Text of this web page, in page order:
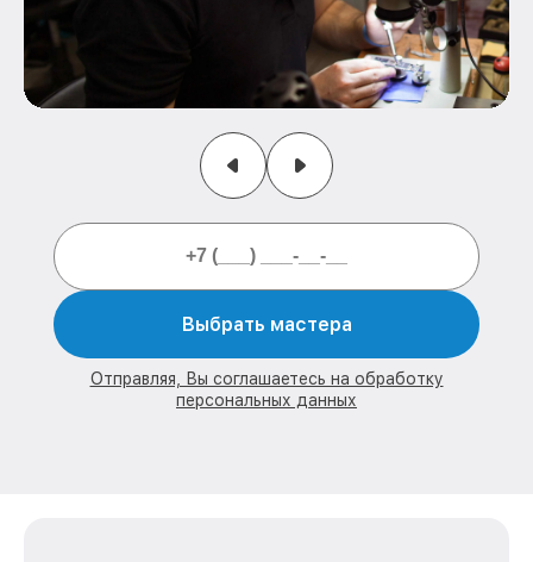
Выбрать мастера
Отправляя, Вы соглашаетесь на обработку
персональных данных